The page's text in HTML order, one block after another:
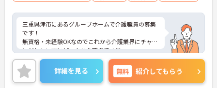
三重県津市にあるグループホームで介護職員の募集
です！
無資格・未経験OKなのでこれから介護業界にチャレ
ンジしたい方にピッタリな職場です◎
日勤のみの勤務で、1日4時間～、週2日～勤務OKな
のでライフスタイルに合わせた働き方ができます♪
ご興味ある方は面接ポイントをお伝えしますので、
お気軽にご連絡ください。
詳細を見る 無料 紹介してもらう